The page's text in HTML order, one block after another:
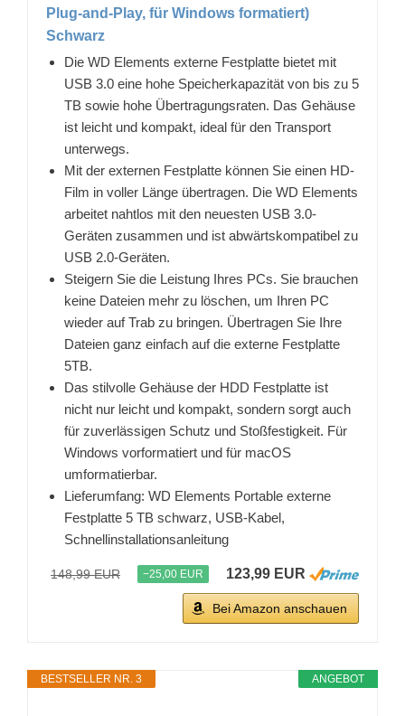
Plug-and-Play, für Windows formatiert)
Schwarz
Die WD Elements externe Festplatte bietet mit
USB 3.0 eine hohe Speicherkapazität von bis zu 5
TB sowie hohe Übertragungsraten. Das Gehäuse
ist leicht und kompakt, ideal für den Transport
unterwegs.
Mit der externen Festplatte können Sie einen HD-
Film in voller Länge übertragen. Die WD Elements
arbeitet nahtlos mit den neuesten USB 3.0-
Geräten zusammen und ist abwärtskompatibel zu
USB 2.0-Geräten.
Steigern Sie die Leistung Ihres PCs. Sie brauchen
keine Dateien mehr zu löschen, um Ihren PC
wieder auf Trab zu bringen. Übertragen Sie Ihre
Dateien ganz einfach auf die externe Festplatte
5TB.
Das stilvolle Gehäuse der HDD Festplatte ist
nicht nur leicht und kompakt, sondern sorgt auch
für zuverlässigen Schutz und Stoßfestigkeit. Für
Windows vorformatiert und für macOS
umformatierbar.
Lieferumfang: WD Elements Portable externe
Festplatte 5 TB schwarz, USB-Kabel,
Schnellinstallationsanleitung
148,99 EUR −25,00 EUR 123,99 EUR
Bei Amazon anschauen
ANGEBOT
BESTSELLER NR. 3